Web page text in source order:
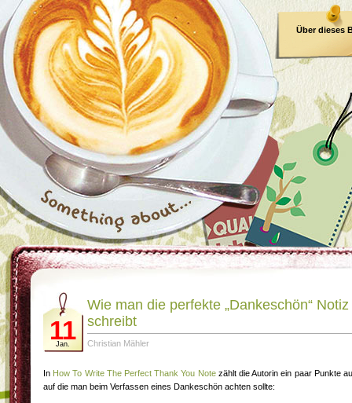
Über dieses
11
Jan.
Wie man die perfekte „Dankeschön“ Notiz
schreibt
Christian Mähler
In How To Write The Perfect Thank You Notezählt die Autorin ein paar Punkte
auf die man beim Verfassen eines Dankeschön achten sollte: